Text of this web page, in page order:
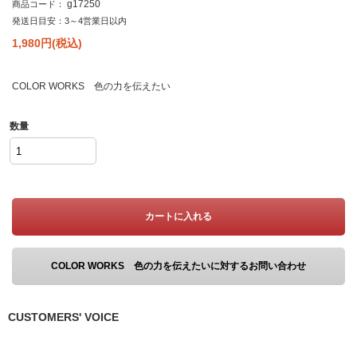
商品コード： g17250
発送日目安：3～4営業日以内
1,980円(税込)
COLOR WORKS 色の力を伝えたい
数量
カートに入れる
COLOR WORKS 色の力を伝えたいに対するお問い合わせ
CUSTOMERS' VOICE